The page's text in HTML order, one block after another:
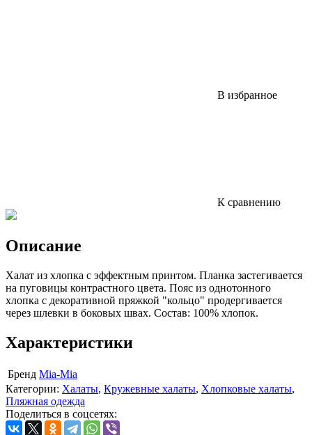
В избранное
К сравнению
Описание
Халат из хлопка с эффектным принтом. Планка застегивается
на пуговицы контрастного цвета. Пояс из однотонного
хлопка с декоративной пряжкой "кольцо" продергивается
через шлевки в боковых швах. Состав: 100% хлопок.
Характеристики
Бренд Mia-Mia
Категории: Халаты, Кружевные халаты, Хлопковые халаты,
Пляжная одежда
Поделиться в соцсетях: